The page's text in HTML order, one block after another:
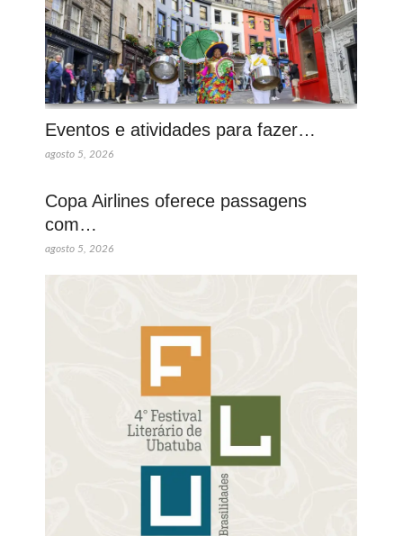
Eventos e atividades para fazer…
agosto 5, 2026
Copa Airlines oferece passagens
com…
agosto 5, 2026